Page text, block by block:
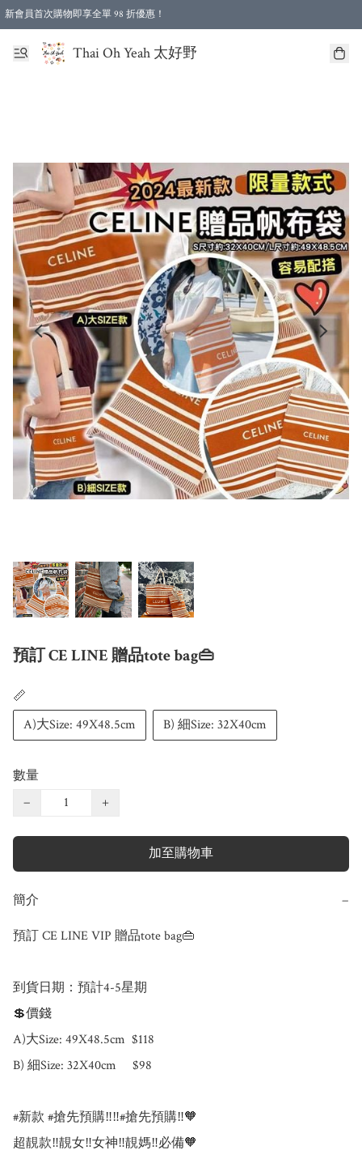
新會員首次購物即享全單 98 折優惠！
特選會員可享全單低至 96 折優惠！
Thai Oh Yeah 太好野
預訂 CE LINE 贈品tote bag👜
📏
A)大Size: 49X48.5cm
B) 細Size: 32X40cm
數量
−
+
加至購物車
簡介 −
預訂 CE LINE VIP 贈品tote bag👜
到貨日期：預計4-5星期
💲價錢
A)大Size: 49X48.5cm  $118
B) 細Size: 32X40cm     $98
#新款 #搶先預購‼️‼️#搶先預購‼️🧡
超靚款‼️靚女‼️女神‼️靚媽‼️必備🧡